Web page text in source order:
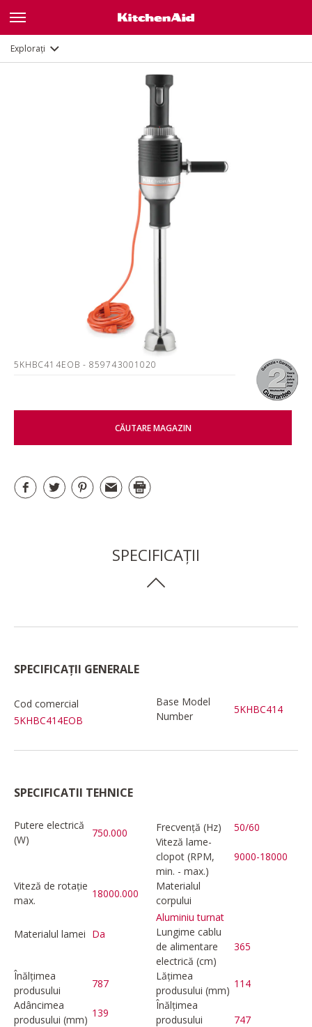
Explorați
5KHBC414EOB - 859743001020
CĂUTARE MAGAZIN
SPECIFICAȚII
SPECIFICAȚII GENERALE
Cod comercial
5KHBC414EOB
Base Model
Number
5KHBC414
SPECIFICATII TEHNICE
Putere electrică
(W)
750.000 Frecvență (Hz)
50/60
Viteză lame-
clopot (RPM,
min. - max.)
9000-18000
Viteză de rotație
max.
18000.000
Materialul
corpului
Aluminiu turnat
Materialul lamei Da
Lungime cablu
de alimentare
electrică (cm)
365
Înălțimea
produsului
787
Lățimea
produsului (mm)
114
Adâncimea
produsului (mm)
139
Înălțimea
produsului
747